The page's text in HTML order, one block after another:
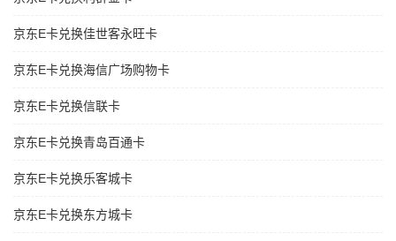
京东E卡兑换佳世客永旺卡
京东E卡兑换海信广场购物卡
京东E卡兑换信联卡
京东E卡兑换青岛百通卡
京东E卡兑换乐客城卡
京东E卡兑换东方城卡